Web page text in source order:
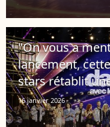
"On vous a
lancement,
stars rétablit
16 janvier 2026